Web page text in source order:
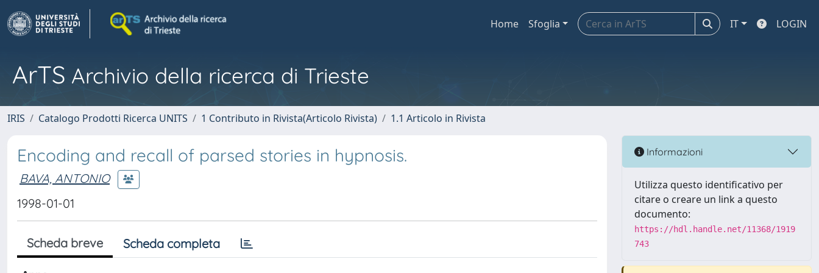
Home Sfoglia IT LOGIN
ArTS Archivio della ricerca di Trieste
IRIS Catalogo Prodotti Ricerca UNITS 1 Contributo in Rivista(Articolo Rivista) 1.1 Articolo in Rivista
Encoding and recall of parsed stories in hypnosis.
BAVA, ANTONIO
1998-01-01
Scheda breve Scheda completa
Informazioni
Utilizza questo identificativo per
citare o creare un link a questo
documento:
https://hdl.handle.net/11368/1919
743